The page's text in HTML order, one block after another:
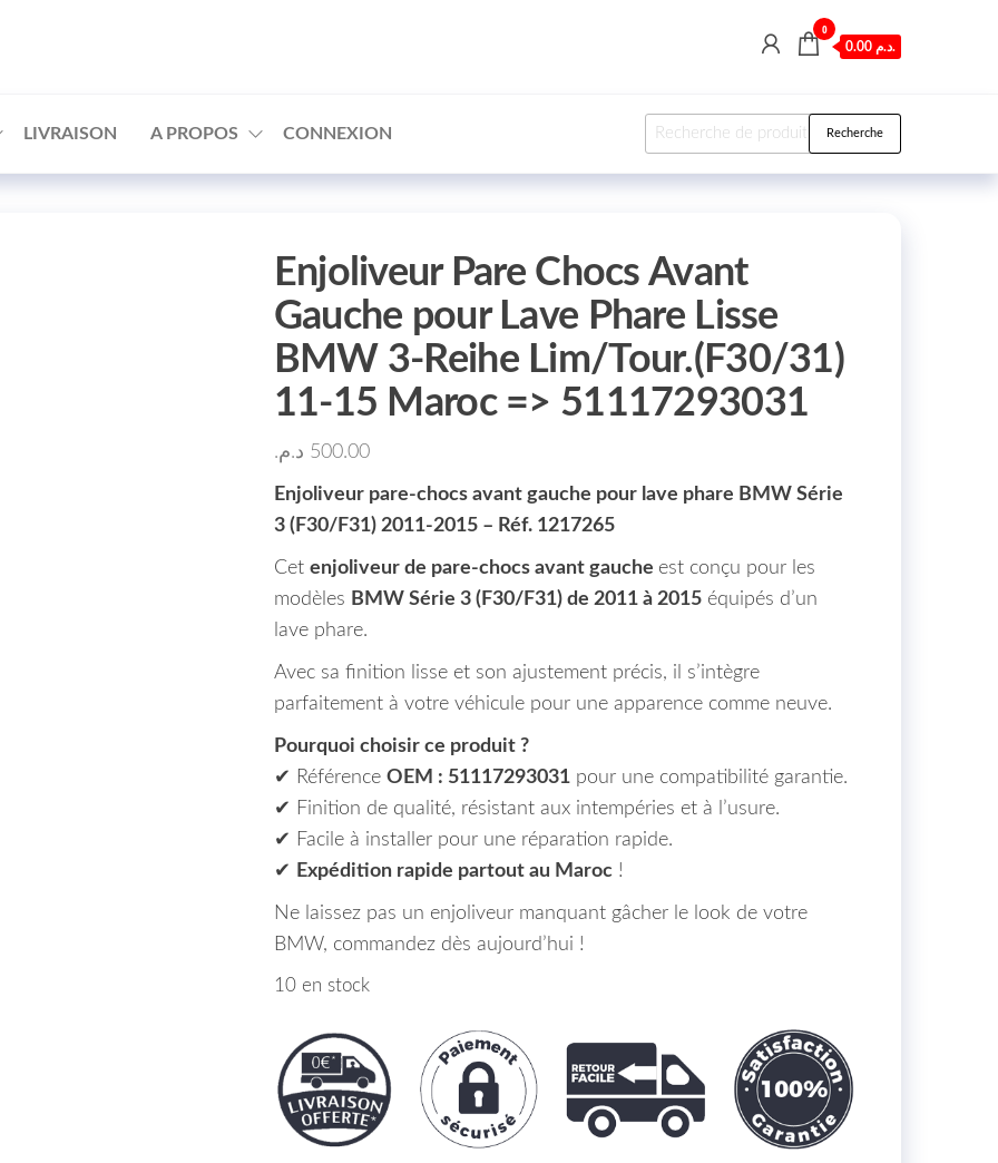
0
0.00 د.م.
LIVRAISON A PROPOS CONNEXION Recherche pour : Recherche
Enjoliveur Pare Chocs Avant
Gauche pour Lave Phare Lisse
BMW 3-Reihe Lim/Tour.(F30/31)
11-15 Maroc => 51117293031
500.00 د.م.
Enjoliveur pare-chocs avant gauche pour lave phare BMW Série
3 (F30/F31) 2011-2015 – Réf. 1217265
Cet enjoliveur de pare-chocs avant gauche est conçu pour les
modèles BMW Série 3 (F30/F31) de 2011 à 2015équipés d’un
lave phare.
Avec sa finition lisse et son ajustement précis, il s’intègre
parfaitement à votre véhicule pour une apparence comme neuve.
Pourquoi choisir ce produit ?
✔ Référence OEM : 51117293031pour une compatibilité garantie.
✔ Finition de qualité, résistant aux intempéries et à l’usure.
✔ Facile à installer pour une réparation rapide.
✔
Expédition rapide partout au Maroc!
Ne laissez pas un enjoliveur manquant gâcher le look de votre
BMW, commandez dès aujourd’hui !
10 en stock